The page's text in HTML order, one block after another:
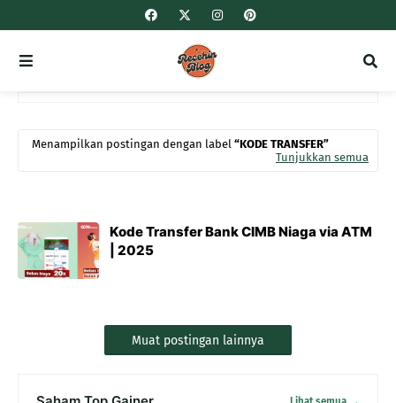
Menampilkan postingan dengan label KODE TRANSFER
Tunjukkan semua
Kode Transfer Bank CIMB Niaga via ATM
| 2025
Muat postingan lainnya